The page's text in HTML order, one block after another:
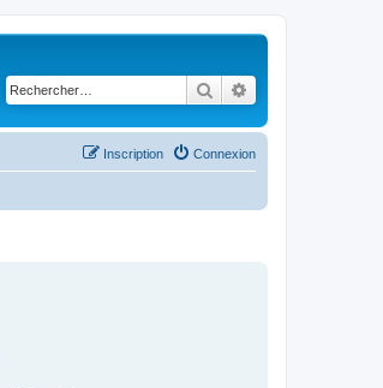
Rechercher
Connexion
Inscription